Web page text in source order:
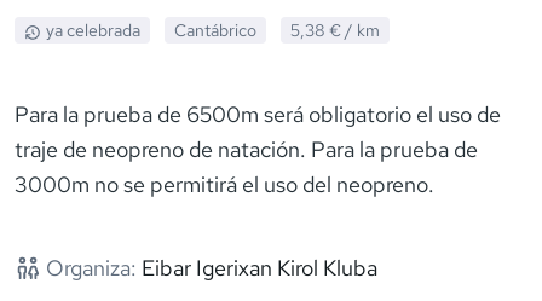
ya celebrada Cantábrico 5,38 € / km
Para la prueba de 6500m será obligatorio el uso de
traje de neopreno de natación. Para la prueba de
3000m no se permitirá el uso del neopreno.
Organiza: Eibar Igerixan Kirol Kluba